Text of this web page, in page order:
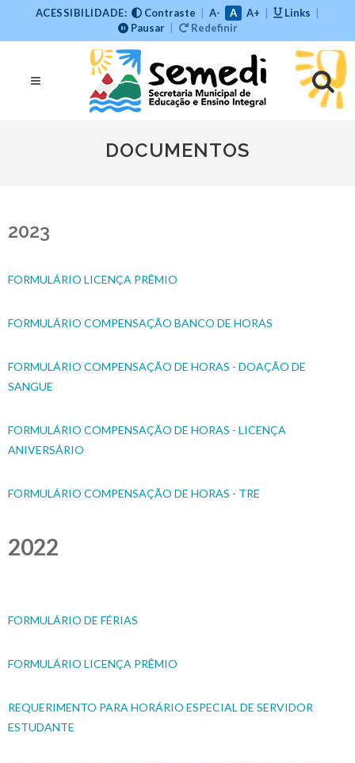
ACESSIBILIDADE: Contraste A- A A+ Links
Pausar
Redefinir
DOCUMENTOS
2023
FORMULÁRIO LICENÇA PRÊMIO
FORMULÁRIO COMPENSAÇÃO BANCO DE HORAS
FORMULÁRIO COMPENSAÇÃO DE HORAS - DOAÇÃO DE
SANGUE
FORMULÁRIO COMPENSAÇÃO DE HORAS - LICENÇA
ANIVERSÁRIO
FORMULÁRIO COMPENSAÇÃO DE HORAS - TRE
2022
FORMULÁRIO DE FÉRIAS
FORMULÁRIO LICENÇA PRÊMIO
REQUERIMENTO PARA HORÁRIO ESPECIAL DE SERVIDOR
ESTUDANTE